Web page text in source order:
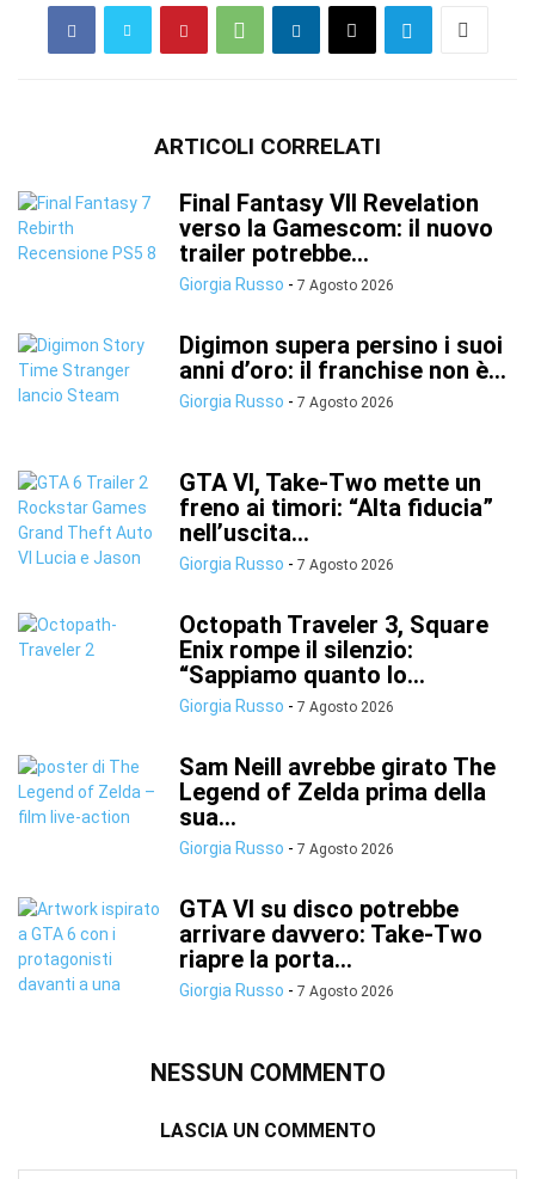
ARTICOLI CORRELATI
Final Fantasy VII Revelation
verso la Gamescom: il nuovo
trailer potrebbe...
Giorgia Russo - 7 Agosto 2026
Digimon supera persino i suoi
anni d’oro: il franchise non è...
Giorgia Russo - 7 Agosto 2026
GTA VI, Take-Two mette un
freno ai timori: “Alta fiducia”
nell’uscita...
Giorgia Russo - 7 Agosto 2026
Octopath Traveler 3, Square
Enix rompe il silenzio:
“Sappiamo quanto lo...
Giorgia Russo - 7 Agosto 2026
Sam Neill avrebbe girato The
Legend of Zelda prima della
sua...
Giorgia Russo - 7 Agosto 2026
GTA VI su disco potrebbe
arrivare davvero: Take-Two
riapre la porta...
Giorgia Russo - 7 Agosto 2026
NESSUN COMMENTO
LASCIA UN COMMENTO